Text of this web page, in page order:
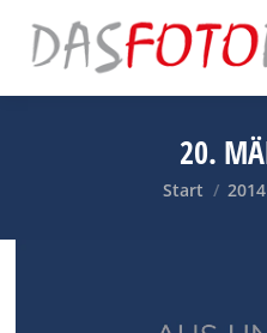
20.
Sie
Start 2014